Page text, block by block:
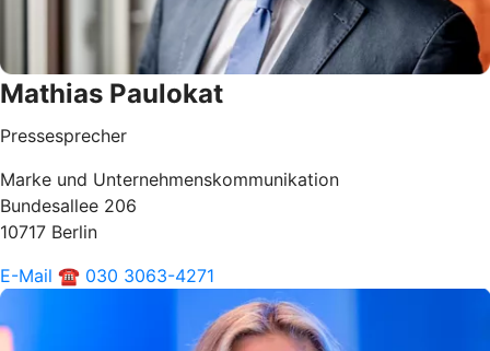
Mathias Paulokat
Pressesprecher
Marke und Unternehmenskommunikation
Bundesallee 206
10717 Berlin
E-Mail ☎ 030 3063-4271